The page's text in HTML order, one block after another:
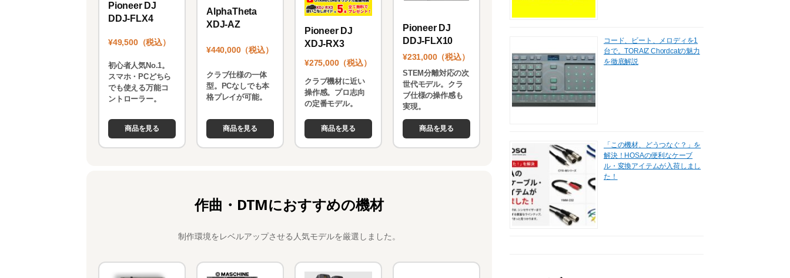
Pioneer DJ
DDJ-FLX4
¥49,500（税込）
初心者人気No.1。
スマホ・PCどちら
でも使える万能コ
ントローラー。
商品を見る
AlphaTheta
XDJ-AZ
¥440,000（税込）
クラブ仕様の一体
型。PCなしでも本
格プレイが可能。
商品を見る
Pioneer DJ
XDJ-RX3
¥275,000（税込）
クラブ機材に近い
操作感。プロ志向
の定番モデル。
商品を見る
Pioneer DJ
DDJ-FLX10
¥231,000（税込）
STEM分離対応の次
世代モデル。クラ
ブ仕様の操作感も
実現。
商品を見る
作曲・DTMにおすすめの機材
制作環境をレベルアップさせる人気モデルを厳選しました。
コード、ビート、メロディを1
台で。TORAIZ Chordcatの魅力
を徹底解説
「この機材、どうつなぐ？」を
解決！HOSAの便利なケーブ
ル・変換アイテムが入荷しまし
た！